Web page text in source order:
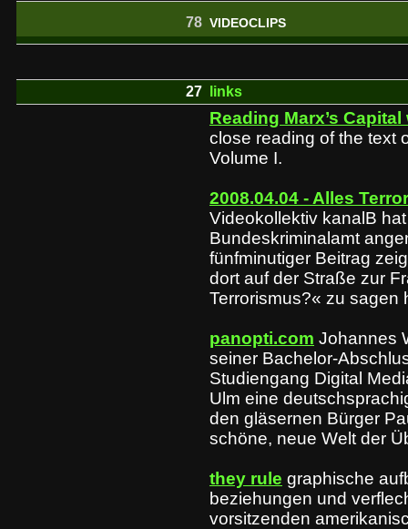
78 VIDEOCLIPS
27 links
Reading Marx’s
close reading of the text
Volume I.
2008.04.04 - Alles
Videokollektiv kanalB
Bundeskriminalamt
fünfminutiger Beitrag
dort auf der Straße zur
Terrorismus?« zu sagen
panopti.com Johannes
seiner Bachelor-
Studiengang Digital
Ulm eine
den gläsernen Bürger
schöne, neue Welt der
they rule graphische
beziehungen und
vorsitzenden